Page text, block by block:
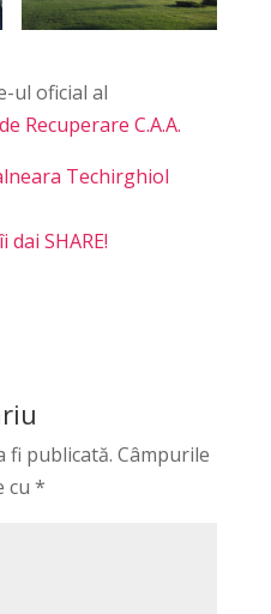
ul oficial al
Recuperare C.A.A.
Techirghiol
dai SHARE!
fi publicată. Câmpurile
cu *